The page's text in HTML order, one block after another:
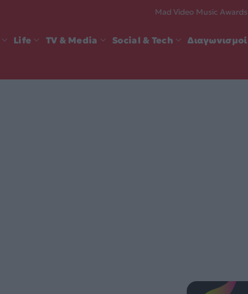
Mad Video Music Awards
Life TV & Media Social & Tech Διαγωνισμοί